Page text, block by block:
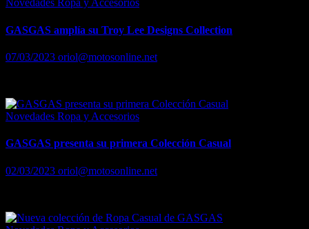
Novedades Ropa y Accesorios
GASGAS amplía su Troy Lee Designs Collection
07/03/2023 oriol@motosonline.net
Novedades Ropa y Accesorios
GASGAS presenta su primera Colección Casual
02/03/2023 oriol@motosonline.net